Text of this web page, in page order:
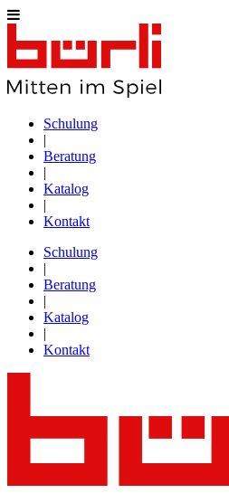
Schulung
|
Beratung
|
Katalog
|
Kontakt
Schulung
|
Beratung
|
Katalog
|
Kontakt